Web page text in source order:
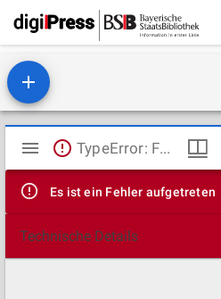
Mirador
Viewer
TypeError: Failed to fetch
Es ist ein Fehler aufgetreten
Technische Details